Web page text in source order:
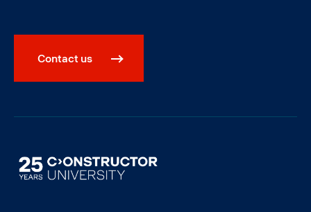
Contact us
Image